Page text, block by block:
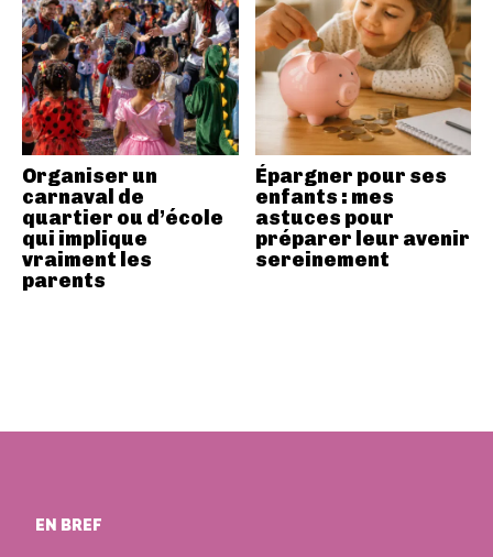
Organiser un
carnaval de
quartier ou d’école
qui implique
vraiment les
parents
Épargner pour ses
enfants : mes
astuces pour
préparer leur avenir
sereinement
EN BREF